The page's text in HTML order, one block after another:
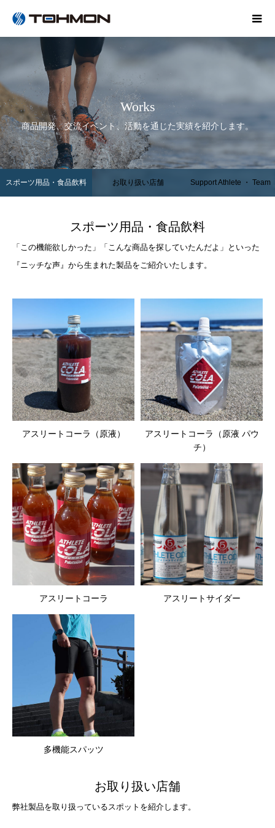
Works
商品開発、交流イベント、活動を通じた実績を紹介します。
スポーツ用品・食品飲料 お取り扱い店舗 Support Athlete ・ Team
スポーツ用品・食品飲料
「この機能欲しかった」「こんな商品を探していたんだよ」といった
『ニッチな声』から生まれた製品をご紹介いたします。
アスリートコーラ（原液）
アスリートコーラ（原液 パウ
チ）
アスリートコーラ アスリートサイダー
多機能スパッツ
お取り扱い店舗
弊社製品を取り扱っているスポットを紹介します。